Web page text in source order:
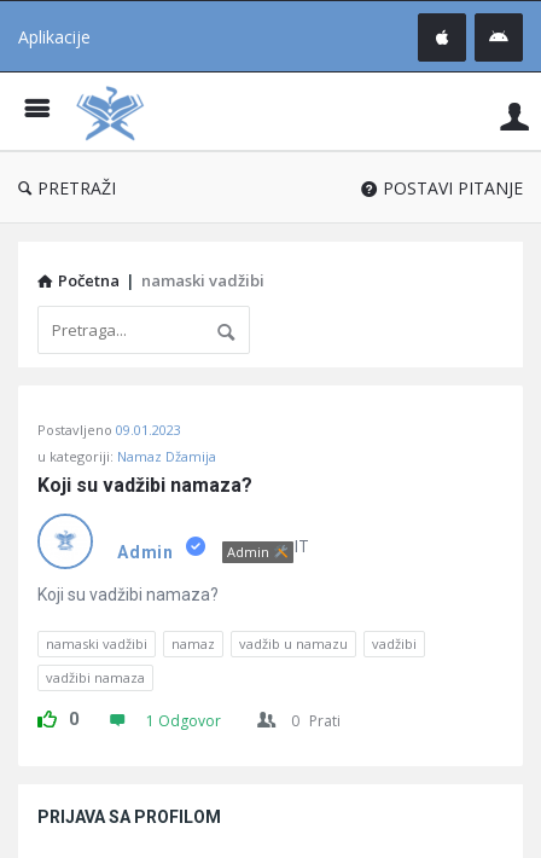
Aplikacije
®
PRETRAŽI POSTAVI PITANJE
Početna | namaski vadžibi
Učene
Latest
Pitanja
Postavljeno 09.01.2023
u kategoriji: Namaz Džamija
Koji su vadžibi namaza?
Admin Admin IT
Koji su vadžibi namaza?
namaski vadžibi namaz vadžib u namazu
vadžibi
vadžibi namaza
0 1 Odgovor 0 Prati
PRIJAVA SA PROFILOM